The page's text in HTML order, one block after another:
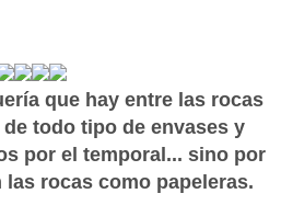
que hay entre las rocas
todo tipo de envases y
por el temporal... sino por
rocas como papeleras.